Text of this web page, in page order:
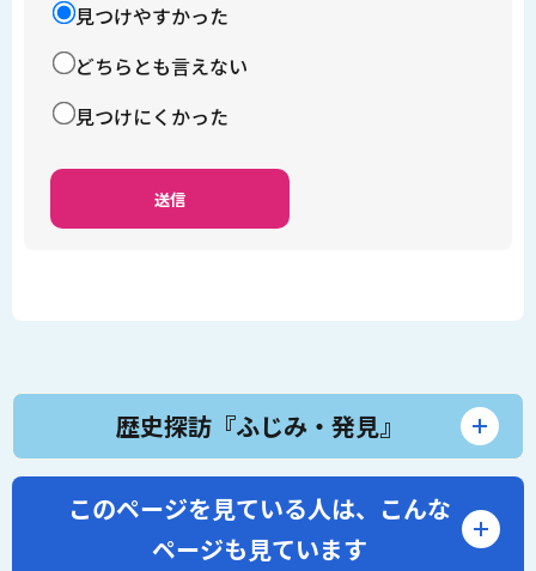
見つけやすかった
どちらとも言えない
見つけにくかった
歴史探訪『ふじみ・発見』
このページを見ている人は、 こんな
ページも見ています